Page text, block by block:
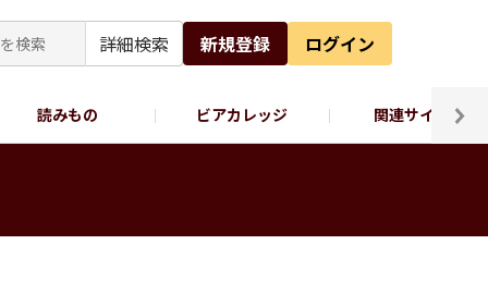
詳細検索 新規登録 ログイン
読みもの ビアカレッジ 関連サイト